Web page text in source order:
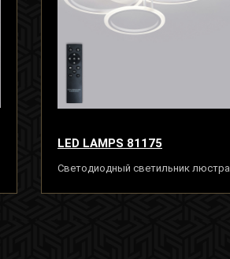
LED LAMPS 81175
Светодиодный светильник люстра
100W, белый, LED